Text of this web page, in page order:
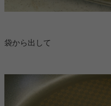
袋から出して